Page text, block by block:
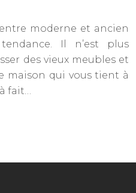
moderne et ancien
Il n’est plus
des vieux meubles et
maison qui vous tient à
fait…